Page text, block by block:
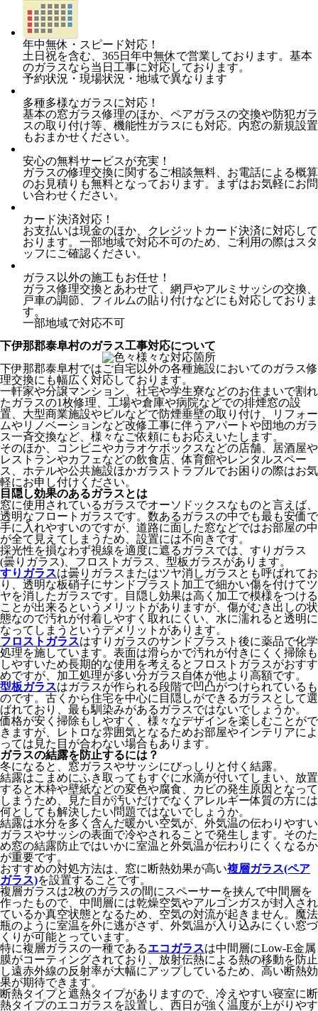
年中無休・スピード対応！
土日祝を含む、365日年中無休で営業しております。基本
のガラスなら当日工事に対応しております。
予約状況・現場状況・地域で異なります
多種多様なガラスに対応！
基本の窓ガラス修理のほか、ペアガラスの交換や防犯ガラ
スの取り付け等、機能性ガラスにも対応。内窓の新規設置
もおまかせください。
安心の無料サービスが充実！
ガラスの修理交換に関するご相談無料、お電話による概算
のお見積りも無料となっております。まずはお気軽にお問
い合わせください。
カード決済対応！
お支払いは現金のほか、クレジットカード決済に対応して
おります。一部地域で対応不可のため、ご利用の際はスタ
ッフにご確認ください。
ガラス以外の施工もお任せ！
ガラス修理交換とあわせて、網戸やアルミサッシの交換、
戸車の調節、フィルムの貼り付けなどにも対応しておりま
す。
一部地域で対応不可
下伊那郡泰阜村のガラス工事対応について
下伊那郡泰阜村ではご自宅以外の各種施設においてのガラス修
理交換にも幅広く対応しております。
一軒家や分譲マンション、社宅や学生寮などのお住まいで割れ
たガラスの1枚修理、工場や倉庫や病院などでの排煙窓の設
置、大型商業施設やビルなどで防煙垂壁の取り付け、リフォー
ムやリノベーションなど改修工事に伴うアパートや団地のガラ
ス一斉交換など、様々なご依頼にもお応えいたします。
そのほか、コンビニやカラオケボックスなどの店舗、居酒屋や
レストランやカフェなどの飲食店、体育館やレンタルスペー
ス、ホテルや公共施設ほかガラストラブルでお困りの際はお気
軽にお申し付けください。
目隠し効果のあるガラスとは
窓に使用されているガラスでオーソドックスなものと言えば、
透明なフロートガラスです。数あるガラスの中でも最も安価で
手に入れやすいのですが、道路に面した窓などではお部屋の中
が全て見えてしまうため、設置には不向きです。
採光性を損なわず視線を適度に遮るガラスでは、すりガラス
(曇りガラス)、フロストガラス、型板ガラスがあります。
すりガラスは曇りガラスまたはツヤ消しガラスとも呼ばれてお
り、透明な板硝子にサンドブラスト加工で細かい傷を付けてツ
ヤを消したガラスです。目隠し効果は高く加工で模様をつける
ことが出来るというメリットがありますが、傷がむき出しの状
態なので汚れが付着しやすく取れにくい、水に濡れると透明に
なってしまうというデメリットがあります。
フロストガラスはすりガラスのサンドブラスト後に薬品で化学
処理を施しています。表面は滑らかで汚れが付きにくく掃除も
しやすいため長期的な使用を考えるとフロストガラスがおすす
めですが、加工処理が多い分ガラス自体が他より高額です。
型板ガラスはガラスが作られる段階で凹凸がつけられているも
のです。古くから住宅を中心に目隠しができるガラスとして選
ばれており、最も馴染みがあるガラスではないでしょうか。
価格が安く掃除もしやすく、様々なデザインを楽しむことがで
きますが、レトロな雰囲気となるためお部屋やインテリアによ
っては見た目が合わない場合もあります。
ガラスの結露を防止するには？
冬になると、窓ガラスやサッシにびっしりと付く結露。
結露はこまめにふき取ってもすぐに水滴が付いてしまい、放置
すると木枠や壁紙などの変色や腐食、カビの発生原因となって
しまうため、見た目が汚いだけでなくアレルギー体質の方には
何としても解決したい問題ではないでしょうか。
結露は水分を多く含んだ暖かい空気が、外気温の伝わりやすい
ガラスやサッシの表面で冷やされることで発生します。そのた
め窓の結露防止ではいかに室温と外気温が伝わりにくくなるか
が重要です。
おすすめの対処方法は、窓に断熱効果が高い複層ガラス(ペア
ガラス)を設置することです。
複層ガラスは2枚のガラスの間にスペーサーを挟んで中間層を
作ったもので、中間層には乾燥空気やアルゴンガスが封入され
ているか真空状態となるため、空気の対流が起きません。魔法
瓶のように室温を外に逃がさず、外気温が入り込みにくい窓づ
くりが可能とっています。
特に複層ガラスの一種であるエコガラスは中間層にLow-E金属
膜がコーティングされており、放射伝熱による熱の移動を防止
し遠赤外線の反射率が大幅にアップしているため、高い断熱効
果が期待できます。
断熱タイプと遮熱タイプがありますので、冷えやすい寝室に断
熱タイプのエコガラスを設置し、西日が強く温度が上がりやす